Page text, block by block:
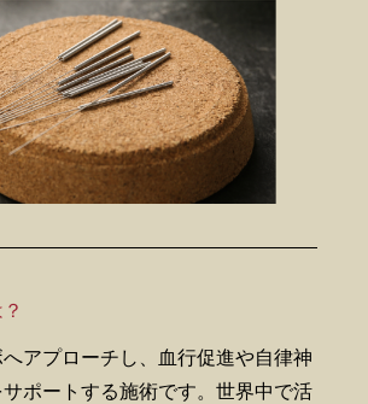
アプローチし、血行促進や自律神
ポートする施術です。世界中で活